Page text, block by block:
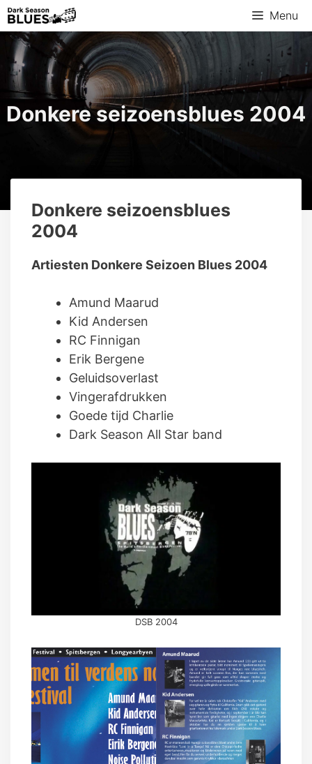
Ga
naar
inhoud
Menu
Donkere seizoensblues 2004
Donkere seizoensblues
2004
Artiesten Donkere Seizoen Blues 2004
Amund Maarud
Kid Andersen
RC Finnigan
Erik Bergene
Geluidsoverlast
Vingerafdrukken
Goede tijd Charlie
Dark Season All Star band
DSB 2004